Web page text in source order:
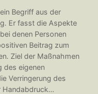
Begriff aus der
Er fasst die Aspekte
denen Personen
Beitrag zum
Ziel der Maßnahmen
des eigenen
Verringerung des
Handabdruck…